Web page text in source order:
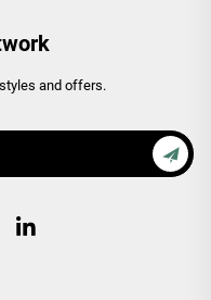
and offers.